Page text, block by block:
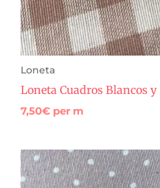
Loneta
Loneta Cuadros Blancos y
7,50€ per m